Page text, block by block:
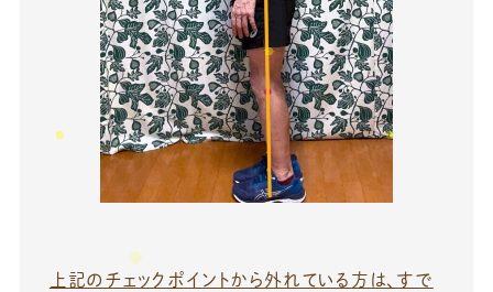
上記のチェックポイントから外れている方は、すで